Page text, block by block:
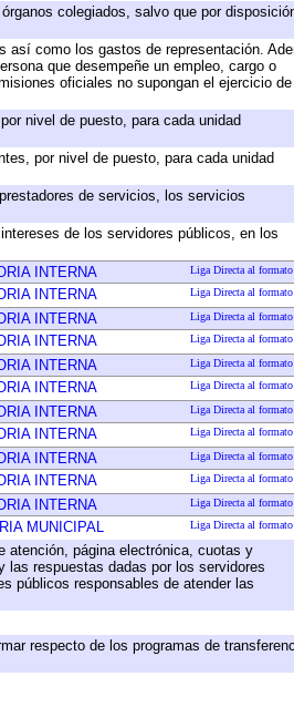
colegiados, salvo que por
como los gastos de representación.
que desempeñe un empleo, cargo o
oficiales no supongan el ejercicio de
nivel de puesto, para cada unidad
por nivel de puesto, para cada unidad
de servicios, los servicios
de los servidores públicos, en los
INTERNA Liga Directa al formato
INTERNA Liga Directa al formato
INTERNA Liga Directa al formato
INTERNA Liga Directa al formato
INTERNA Liga Directa al formato
INTERNA Liga Directa al formato
INTERNA Liga Directa al formato
INTERNA Liga Directa al formato
INTERNA Liga Directa al formato
INTERNA Liga Directa al formato
INTERNA Liga Directa al formato
MUNICIPAL Liga Directa al formato
atención, página electrónica, cuotas y
respuestas dadas por los servidores
públicos responsables de atender las
respecto de los programas de